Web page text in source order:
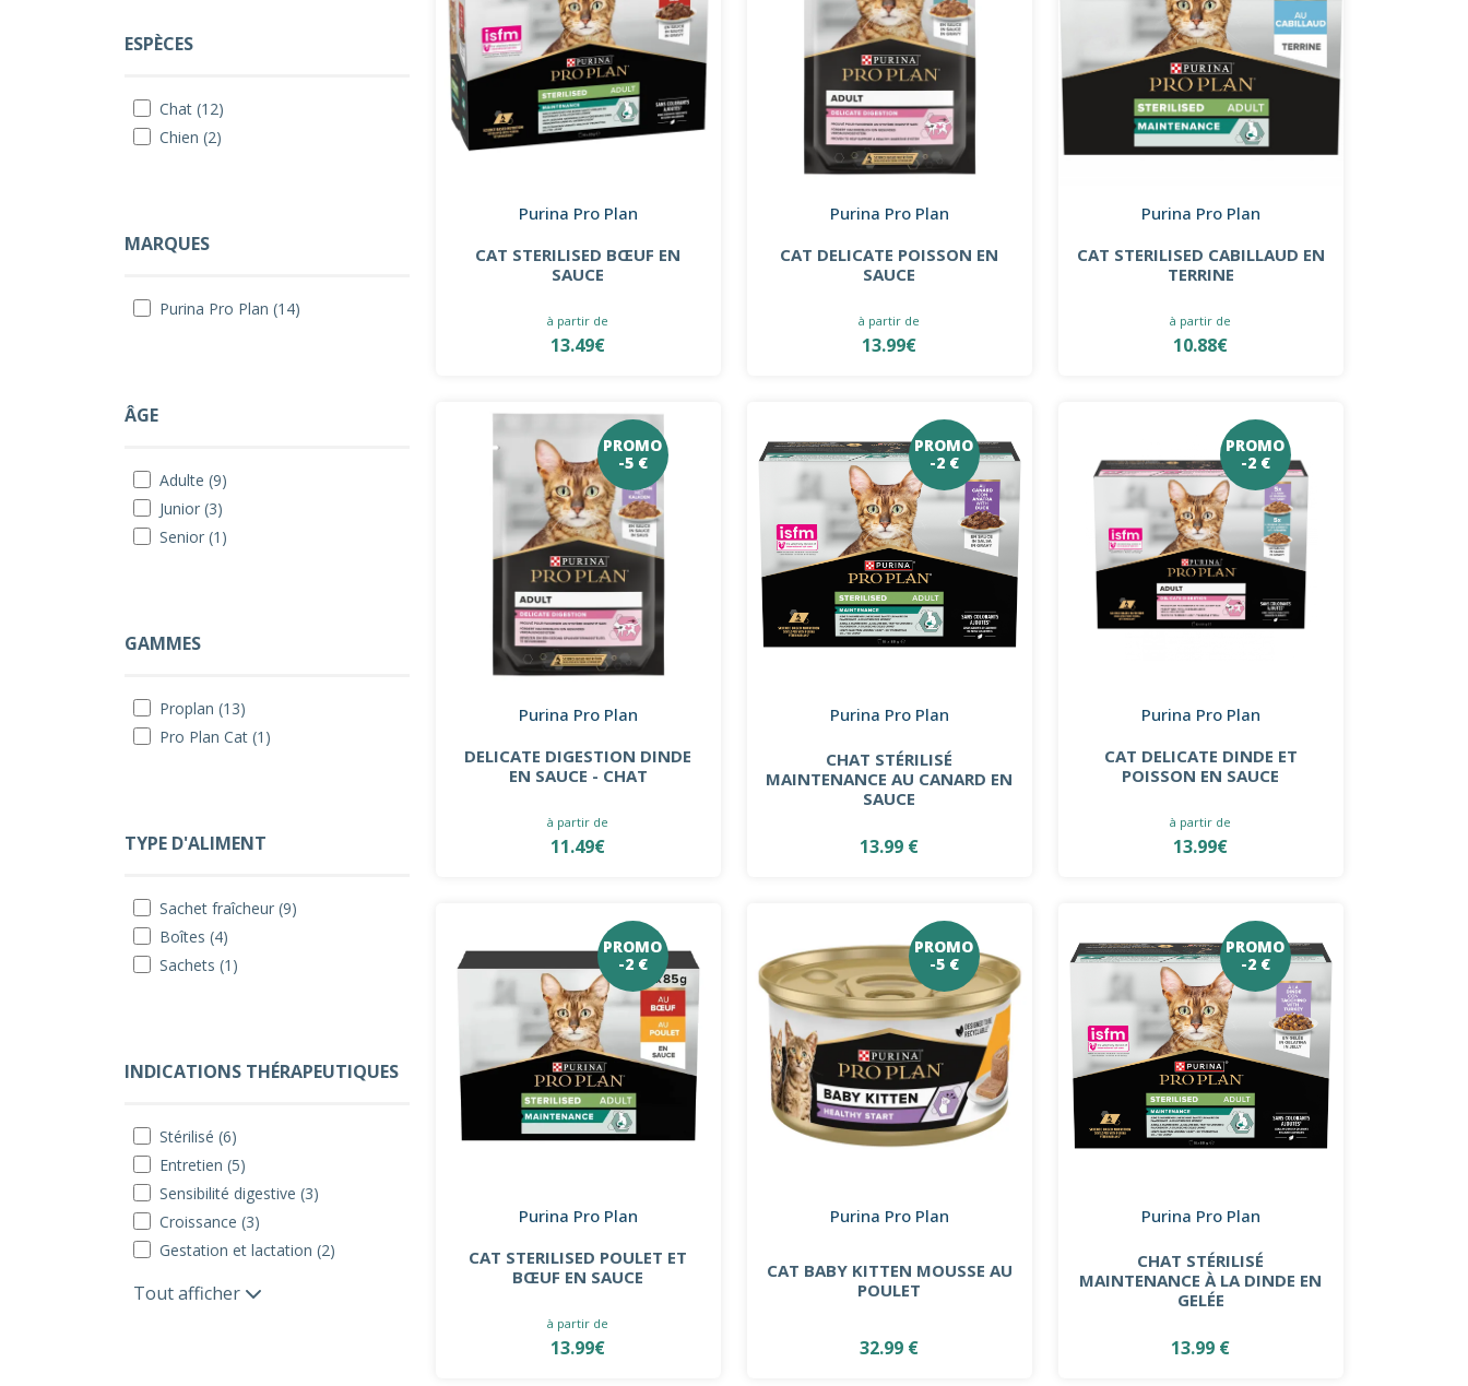
ESPÈCES
Chat (12)
Chien (2)
MARQUES
Purina Pro Plan (14)
ÂGE
Adulte (9)
Junior (3)
Senior (1)
GAMMES
Proplan (13)
Pro Plan Cat (1)
TYPE D'ALIMENT
Sachet fraîcheur (9)
Boîtes (4)
Sachets (1)
INDICATIONS THÉRAPEUTIQUES
Stérilisé (6)
Entretien (5)
Sensibilité digestive (3)
Croissance (3)
Gestation et lactation (2)
Tout afficher
Purina Pro Plan
CAT STERILISED BŒUF EN
SAUCE
à partir de
13.49€
Purina Pro Plan
CAT DELICATE POISSON EN
SAUCE
à partir de
13.99€
Purina Pro Plan
CAT STERILISED CABILLAUD EN
TERRINE
à partir de
10.88€
PROMO
-5 €
Purina Pro Plan
DELICATE DIGESTION DINDE
EN SAUCE - CHAT
à partir de
11.49€
PROMO
-2 €
Purina Pro Plan
CHAT STÉRILISÉ
MAINTENANCE AU CANARD EN
SAUCE
13.99 €
PROMO
-2 €
Purina Pro Plan
CAT DELICATE DINDE ET
POISSON EN SAUCE
à partir de
13.99€
PROMO
-2 €
Purina Pro Plan
CAT STERILISED POULET ET
BŒUF EN SAUCE
à partir de
13.99€
PROMO
-5 €
Purina Pro Plan
CAT BABY KITTEN MOUSSE AU
POULET
32.99 €
PROMO
-2 €
Purina Pro Plan
CHAT STÉRILISÉ
MAINTENANCE À LA DINDE EN
GELÉE
13.99 €